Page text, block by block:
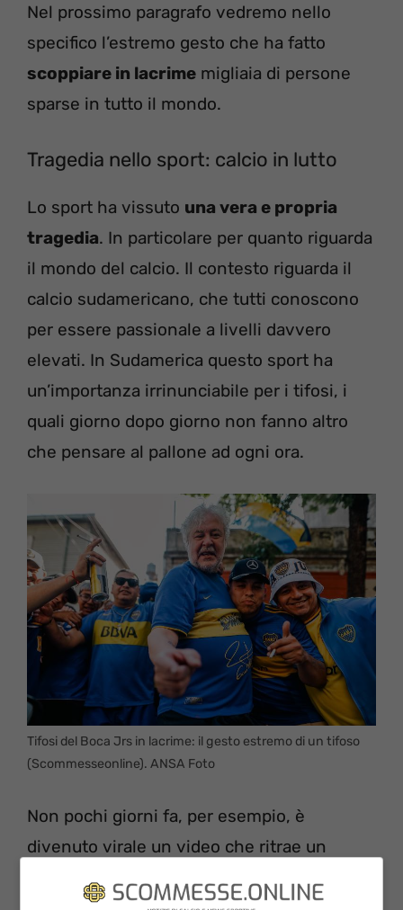
Nel prossimo paragrafo vedremo nello
specifico l’estremo gesto che ha fatto
scoppiare in lacrime migliaia di persone
sparse in tutto il mondo.
Tragedia nello sport: calcio in lutto
Lo sport ha vissuto una vera e propria
tragedia. In particolare per quanto riguarda
il mondo del calcio. Il contesto riguarda il
calcio sudamericano, che tutti conoscono
per essere passionale a livelli davvero
elevati. In Sudamerica questo sport ha
un’importanza irrinunciabile per i tifosi, i
quali giorno dopo giorno non fanno altro
che pensare al pallone ad ogni ora.
Tifosi del Boca Jrs in lacrime: il gesto estremo di un tifoso
(Scommesseonline). ANSA Foto
Non pochi giorni fa, per esempio, è
divenuto virale un video che ritrae un
giovane supporter in preda ad un discorso